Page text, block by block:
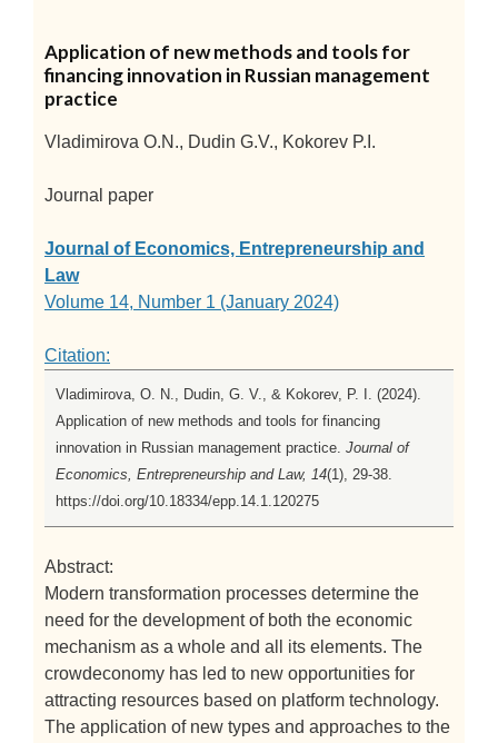
Application of new methods and tools for
financing innovation in Russian management
practice
Vladimirova O.N., Dudin G.V., Kokorev P.I.
Journal paper
Journal of Economics, Entrepreneurship and
Law
Volume 14, Number 1 (January 2024)
Citation:
Vladimirova, O. N., Dudin, G. V., & Kokorev, P. I. (2024).
Application of new methods and tools for financing
innovation in Russian management practice. Journal of
Economics, Entrepreneurship and Law, 14(1), 29-38.
https://doi.org/10.18334/epp.14.1.120275
Abstract:
Modern transformation processes determine the
need for the development of both the economic
mechanism as a whole and all its elements. The
crowdeconomy has led to new opportunities for
attracting resources based on platform technology.
The application of new types and approaches to the